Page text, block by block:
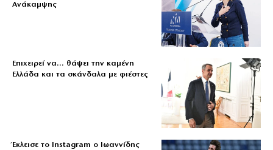
Ανάκαμψης
Επιχειρεί να… θάψει την καμένη
Ελλάδα και τα σκάνδαλα με φιέστες
Έκλεισε το Instagram ο Ιωαννίδης